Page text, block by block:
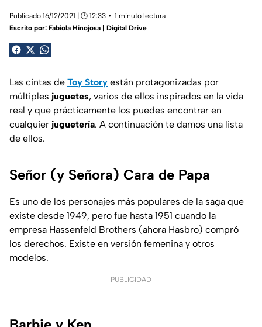
Publicado 16/12/2021 | 🕑 12:33
1 minuto lectura
Escrito por: Fabiola Hinojosa | Digital Drive
Las cintas de Toy Story están protagonizadas por
múltiples juguetes, varios de ellos inspirados en la vida
real y que prácticamente los puedes encontrar en
cualquier juguetería. A continuación te damos una lista
de ellos.
Señor (y Señora) Cara de Papa
Es uno de los personajes más populares de la saga que
existe desde 1949, pero fue hasta 1951 cuando la
empresa Hassenfeld Brothers (ahora Hasbro) compró
los derechos. Existe en versión femenina y otros
modelos.
PUBLICIDAD